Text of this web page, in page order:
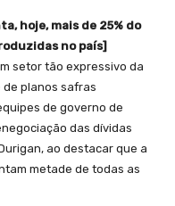
hoje, mais de 25% do
no país]
setor tão expressivo da
planos safras
de governo de
das dívidas
ao destacar que a
metade de todas as